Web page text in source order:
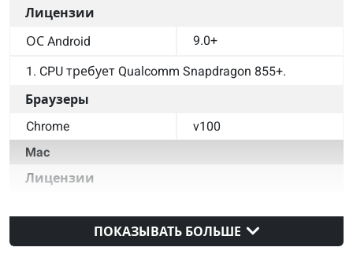
Лицензии
ОС Android
9.0+
1. CPU требует Qualcomm Snapdragon 855+.
Браузеры
Chrome
v100
Mac
Лицензии
ПОКАЗЫВАТЬ БОЛЬШЕ